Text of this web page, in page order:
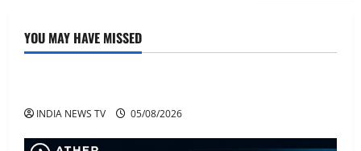
YOU MAY HAVE MISSED
Article
INDIA NEWS TV 05/08/2026